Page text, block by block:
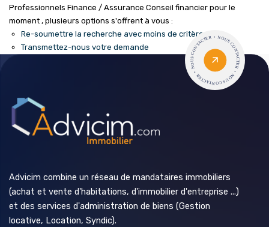
Professionnels Finance / Assurance Conseil financier pour le
moment , plusieurs options s'offrent à vous :
Re-soumettre la recherche avec moins de critères.
Transmettez-nous votre demande
Advicim combine un réseau de mandataires immobiliers
(achat et vente d'habitations, d'immobilier d'entreprise ...)
et des services d'administration de biens (Gestion
locative, Location, Syndic).